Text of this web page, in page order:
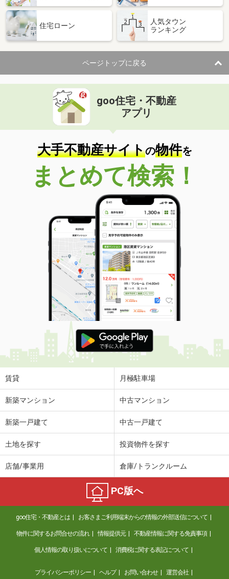
住宅ローン
人気タウン
ランキング
ページトップに戻る
goo住宅・不動産
アプリ
大手不動産サイトの物件を
まとめて検索！
賃貸 月極駐車場
新築マンション 中古マンション
新築一戸建て 中古一戸建て
土地を探す 投資物件を探す
店舗/事業用 倉庫/トランクルーム
PC版へ
goo住宅・不動産とは お客さまご利用端末からの情報の外部送信について
物件に関するお問合せの流れ 情報提供元 不動産情報に関する免責事項
個人情報の取り扱いについて 消費税に関する表記について
プライバシーポリシー ヘルプ お問い合わせ 運営会社